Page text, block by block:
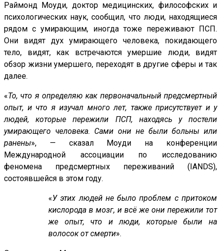
Раймонд Моуди, доктор медицинских, философских и
психологических наук, сообщил, что люди, находящиеся
рядом с умирающим, иногда тоже переживают ПСП.
Они видят дух умирающего человека, покидающего
тело, видят, как встречаются умершие люди, видят
обзор жизни умершего, переходят в другие сферы и так
далее.
«То, что я определяю как первоначальный предсмертный
опыт, и что я изучал много лет, также присутствует и у
людей, которые пережили ПСП, находясь у постели
умирающего человека. Сами они не были больны или
ранены», — сказал Моуди на конференции
Международной ассоциации по исследованию
феномена предсмертных переживаний (IANDS),
состоявшейся в этом году.
«У этих людей не было проблем с притоком
кислорода в мозг, и всё же они пережили тот
же опыт, что и люди, которые были на
волосок от смерти».